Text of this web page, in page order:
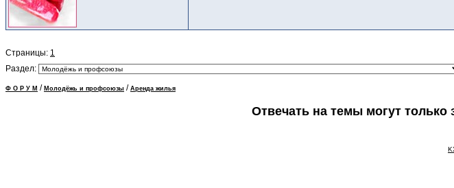
Страницы: 1
Раздел:
Ф О Р У М / Молодёжь и профсоюзы / Аренда жилья
Отвечать на темы могут только